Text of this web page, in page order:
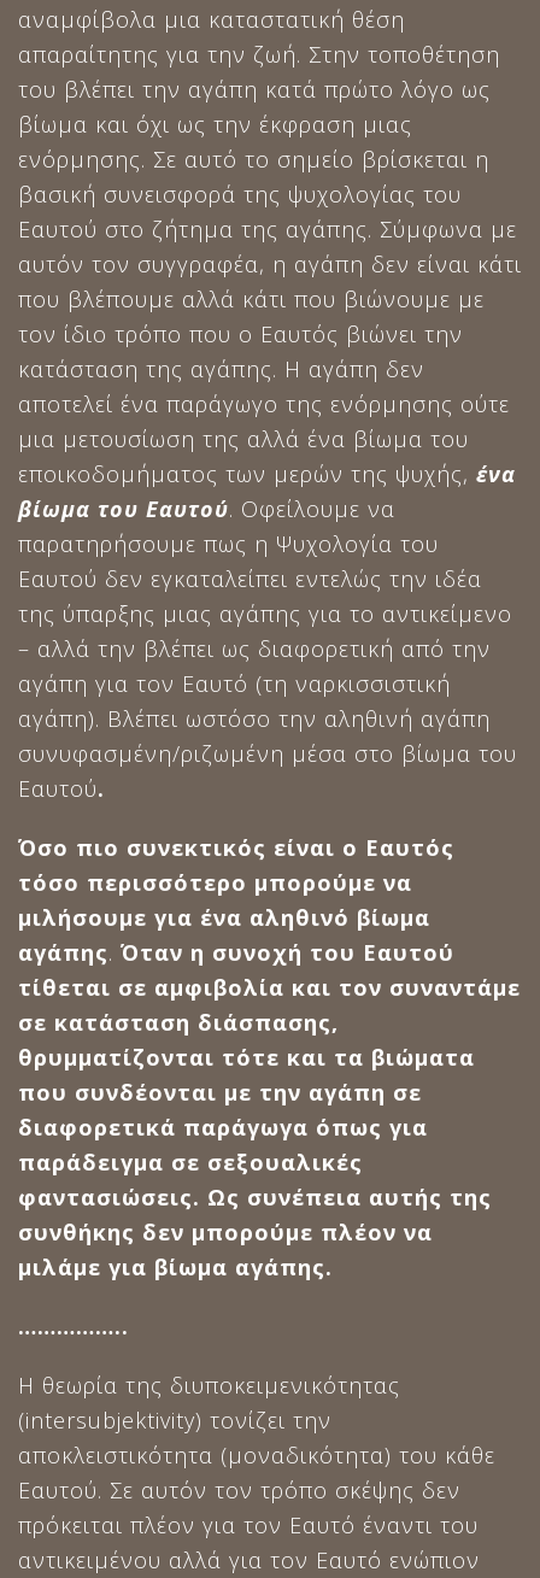
αναμφίβολα μια καταστατική θέση
απαραίτητης για την ζωή. Στην τοποθέτηση
του βλέπει την αγάπη κατά πρώτο λόγο ως
βίωμα και όχι ως την έκφραση μιας
ενόρμησης. Σε αυτό το σημείο βρίσκεται η
βασική συνεισφορά της ψυχολογίας του
Εαυτού στο ζήτημα της αγάπης. Σύμφωνα με
αυτόν τον συγγραφέα, η αγάπη δεν είναι κάτι
που βλέπουμε αλλά κάτι που βιώνουμε με
τον ίδιο τρόπο που ο Εαυτός βιώνει την
κατάσταση της αγάπης. Η αγάπη δεν
αποτελεί ένα παράγωγο της ενόρμησης ούτε
μια μετουσίωση της αλλά ένα βίωμα του
εποικοδομήματος των μερών της ψυχής, ένα
βίωμα του Εαυτού. Οφείλουμε να
παρατηρήσουμε πως η Ψυχολογία του
Εαυτού δεν εγκαταλείπει εντελώς την ιδέα
της ύπαρξης μιας αγάπης για το αντικείμενο
– αλλά την βλέπει ως διαφορετική από την
αγάπη για τον Εαυτό (τη ναρκισσιστική
αγάπη). Βλέπει ωστόσο την αληθινή αγάπη
συνυφασμένη/ριζωμένη μέσα στο βίωμα του
Εαυτού.
Όσο πιο συνεκτικός είναι ο Εαυτός
τόσο περισσότερο μπορούμε να
μιλήσουμε για ένα αληθινό βίωμα
αγάπης. Όταν η συνοχή του Εαυτού
τίθεται σε αμφιβολία και τον συναντάμε
σε κατάσταση διάσπασης,
θρυμματίζονται τότε και τα βιώματα
που συνδέονται με την αγάπη σε
διαφορετικά παράγωγα όπως για
παράδειγμα σε σεξουαλικές
φαντασιώσεις. Ως συνέπεια αυτής της
συνθήκης δεν μπορούμε πλέον να
μιλάμε για βίωμα αγάπης.
……………..
Η θεωρία της διυποκειμενικότητας
(intersubjektivity) τονίζει την
αποκλειστικότητα (μοναδικότητα) του κάθε
Εαυτού. Σε αυτόν τον τρόπο σκέψης δεν
πρόκειται πλέον για τον Εαυτό έναντι του
αντικειμένου αλλά για τον Εαυτό ενώπιον